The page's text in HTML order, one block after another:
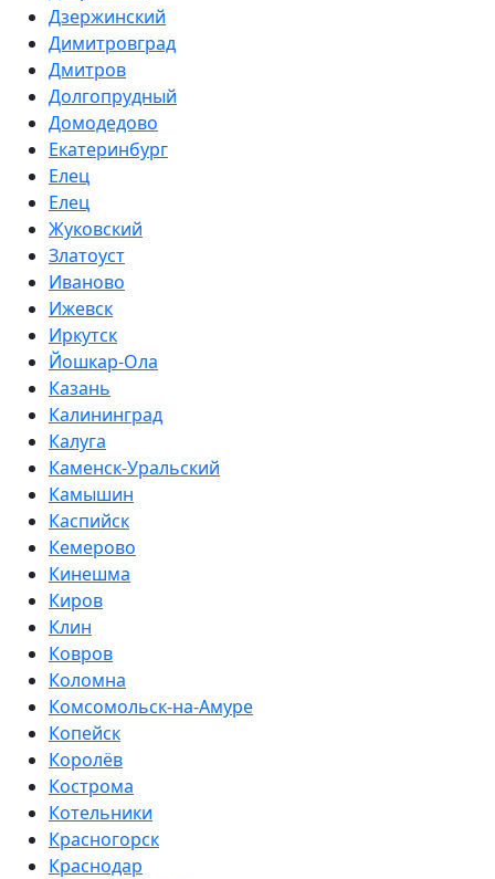
Дзержинский
Димитровград
Дмитров
Долгопрудный
Домодедово
Екатеринбург
Елец
Елец
Жуковский
Златоуст
Иваново
Ижевск
Иркутск
Йошкар-Ола
Казань
Калининград
Калуга
Каменск-Уральский
Камышин
Каспийск
Кемерово
Кинешма
Киров
Клин
Ковров
Коломна
Комсомольск-на-Амуре
Копейск
Королёв
Кострома
Котельники
Красногорск
Краснодар